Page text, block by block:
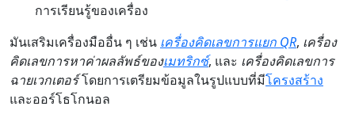
การเรียนรู้ของเครื่อง
มันเสริมเครื่องมืออื่น ๆ เช่น เครื่องคิดเลขการแยก QR, เครื่อง
คิดเลขการหาค่าผลลัพธ์ของเมทริกซ์, และ เครื่องคิดเลขการ
ฉายเวกเตอร์โดยการเตรียมข้อมูลในรูปแบบที่มีโครงสร้าง
และออร์โธโกนอล